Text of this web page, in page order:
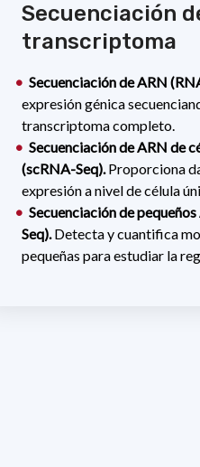
Secuenciación
transcriptoma
Secuenciación de ARN
expresión génica
transcriptoma completo.
Secuenciación de ARN de
(scRNA-Seq).Proporciona
expresión a nivel de célula
Secuenciación de
Seq).Detecta y cuantifica
pequeñas para estudiar la